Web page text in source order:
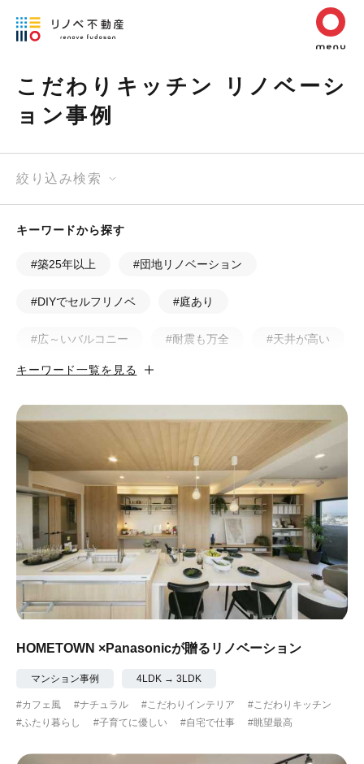
こだわりキッチン リノベーシ
ョン事例
絞り込み検索
キーワードから探す
#築25年以上 #団地リノベーション
#DIYでセルフリノベ #庭あり
#広～いバルコニー #耐震も万全 #天井が高い
#カフェ風 #昭和レトロ
#アンティーク調 #ハンモック
#コンクリート壁 #ガラスブロック #土間あり
#こだわりインテリア #こだわりキッチン
#自転車収納 #作り付けの家具 #あえて古材
#黒板 #無垢の木 #タイル #壁一面本棚
#ふたり暮らし #子育てに優しい
#スローライフ #自宅で仕事 #ペットと暮らす
キーワード一覧を見る
HOMETOWN ×Panasonicが贈るリノベーション
マンション事例 4LDK → 3LDK
#カフェ風 #ナチュラル #こだわりインテリア
#こだわりキッチン
#ふたり暮らし
#子育てに優しい #自宅で仕事 #眺望最高